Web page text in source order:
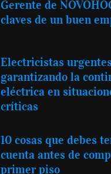
Gerente de
claves de un buen
Electricistas
garantizando la
eléctrica en
críticas
10 cosas que debes
cuenta antes de
primer piso